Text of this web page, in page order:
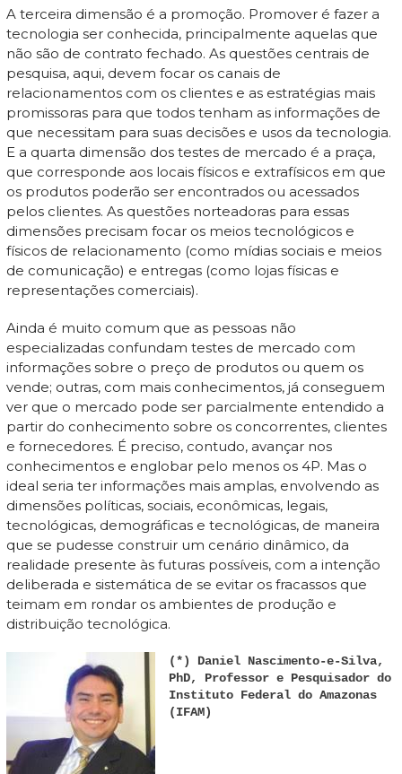
A terceira dimensão é a promoção. Promover é fazer a
tecnologia ser conhecida, principalmente aquelas que
não são de contrato fechado. As questões centrais de
pesquisa, aqui, devem focar os canais de
relacionamentos com os clientes e as estratégias mais
promissoras para que todos tenham as informações de
que necessitam para suas decisões e usos da tecnologia.
E a quarta dimensão dos testes de mercado é a praça,
que corresponde aos locais físicos e extrafísicos em que
os produtos poderão ser encontrados ou acessados
pelos clientes. As questões norteadoras para essas
dimensões precisam focar os meios tecnológicos e
físicos de relacionamento (como mídias sociais e meios
de comunicação) e entregas (como lojas físicas e
representações comerciais).
Ainda é muito comum que as pessoas não
especializadas confundam testes de mercado com
informações sobre o preço de produtos ou quem os
vende; outras, com mais conhecimentos, já conseguem
ver que o mercado pode ser parcialmente entendido a
partir do conhecimento sobre os concorrentes, clientes
e fornecedores. É preciso, contudo, avançar nos
conhecimentos e englobar pelo menos os 4P. Mas o
ideal seria ter informações mais amplas, envolvendo as
dimensões políticas, sociais, econômicas, legais,
tecnológicas, demográficas e tecnológicas, de maneira
que se pudesse construir um cenário dinâmico, da
realidade presente às futuras possíveis, com a intenção
deliberada e sistemática de se evitar os fracassos que
teimam em rondar os ambientes de produção e
distribuição tecnológica.
(*) Daniel Nascimento-e-Silva,
PhD, Professor e Pesquisador do
Instituto Federal do Amazonas
(IFAM)